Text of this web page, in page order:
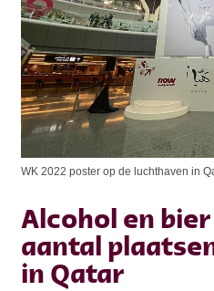
WK 2022 poster op de luchthaven in
Alcohol en
aantal
in Qatar